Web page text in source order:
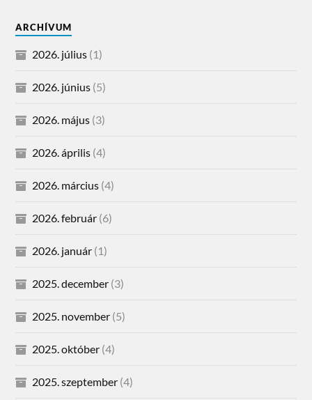
ARCHÍVUM
2026. július (1)
2026. június (5)
2026. május (3)
2026. április (4)
2026. március (4)
2026. február (6)
2026. január (1)
2025. december (3)
2025. november (5)
2025. október (4)
2025. szeptember (4)